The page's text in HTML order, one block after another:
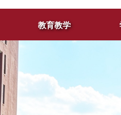
教育教学